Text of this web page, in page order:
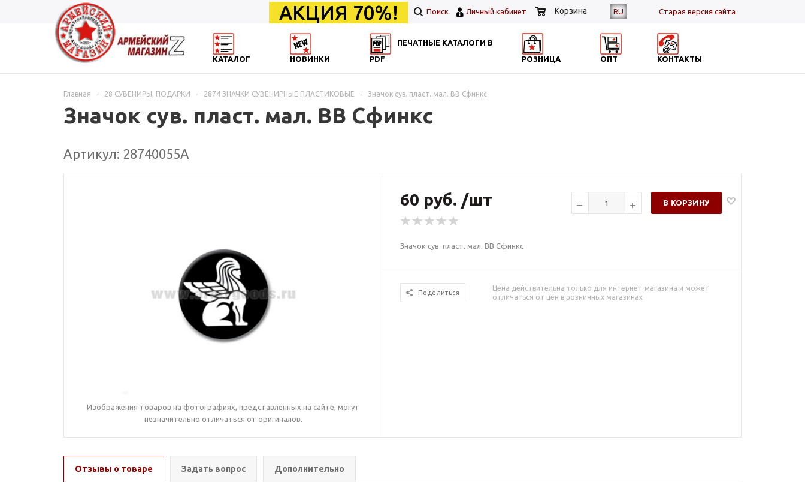
RU Cтарая версия сайта
АКЦИЯ 70%! Поиск Личный кабинет Корзина
КАТАЛОГ НОВИНКИ
ПЕЧАТНЫЕ КАТАЛОГИ В
PDF
РОЗНИЦА ОПТ КОНТАКТЫ
Главная - 28 СУВЕНИРЫ, ПОДАРКИ - 2874 ЗНАЧКИ СУВЕНИРНЫЕ ПЛАСТИКОВЫЕ - Значок сув. пласт. мал. ВВ Сфинкс
Значок сув. пласт. мал. ВВ Сфинкс
Артикул: 28740055А
Изображения товаров на фотографиях, представленных на сайте, могут
незначительно отличаться от оригиналов.
60 руб. /шт В КОРЗИНУ
Значок сув. пласт. мал. ВВ Сфинкс
Поделиться
Цена действительна только для интернет-магазина и может
отличаться от цен в розничных магазинах
Отзывы о товаре Задать вопрос Дополнительно